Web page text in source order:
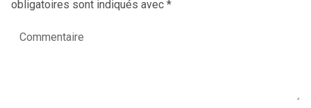
obligatoires sont indiqués avec *
Commentaire